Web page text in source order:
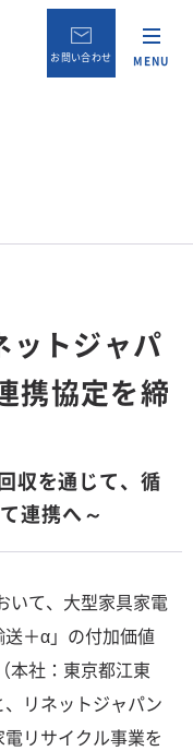
お問い合わせ MENU
ットジャパ
携協定を締
収を通じて、循
連携へ～
いて、大型家具家電
＋α」の付加価値
本社：東京都江東
リネットジャパン
リサイクル事業を